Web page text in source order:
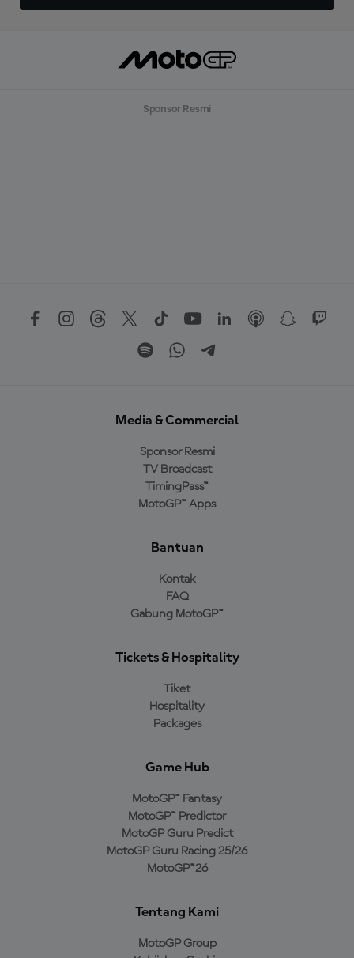
Sponsor Resmi
Media & Commercial
Sponsor Resmi
TV Broadcast
TimingPass™
MotoGP™ Apps
Bantuan
Kontak
FAQ
Gabung MotoGP™
Tickets & Hospitality
Tiket
Hospitality
Packages
Game Hub
MotoGP™ Fantasy
MotoGP™ Predictor
MotoGP Guru Predict
MotoGP Guru Racing 25/26
MotoGP™26
Tentang Kami
MotoGP Group